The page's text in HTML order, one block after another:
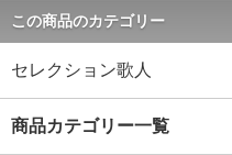
この商品のカテゴリー
セレクション歌人
商品カテゴリー一覧